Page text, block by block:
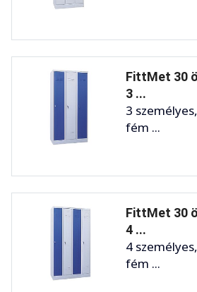
FittMet 30
3 ...
3
fém ...
FittMet 30
4 ...
4
fém ...